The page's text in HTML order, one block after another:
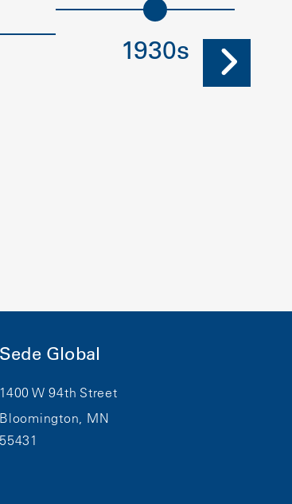
1930s
Sede Global
1400 W 94th Street
Bloomington, MN
55431